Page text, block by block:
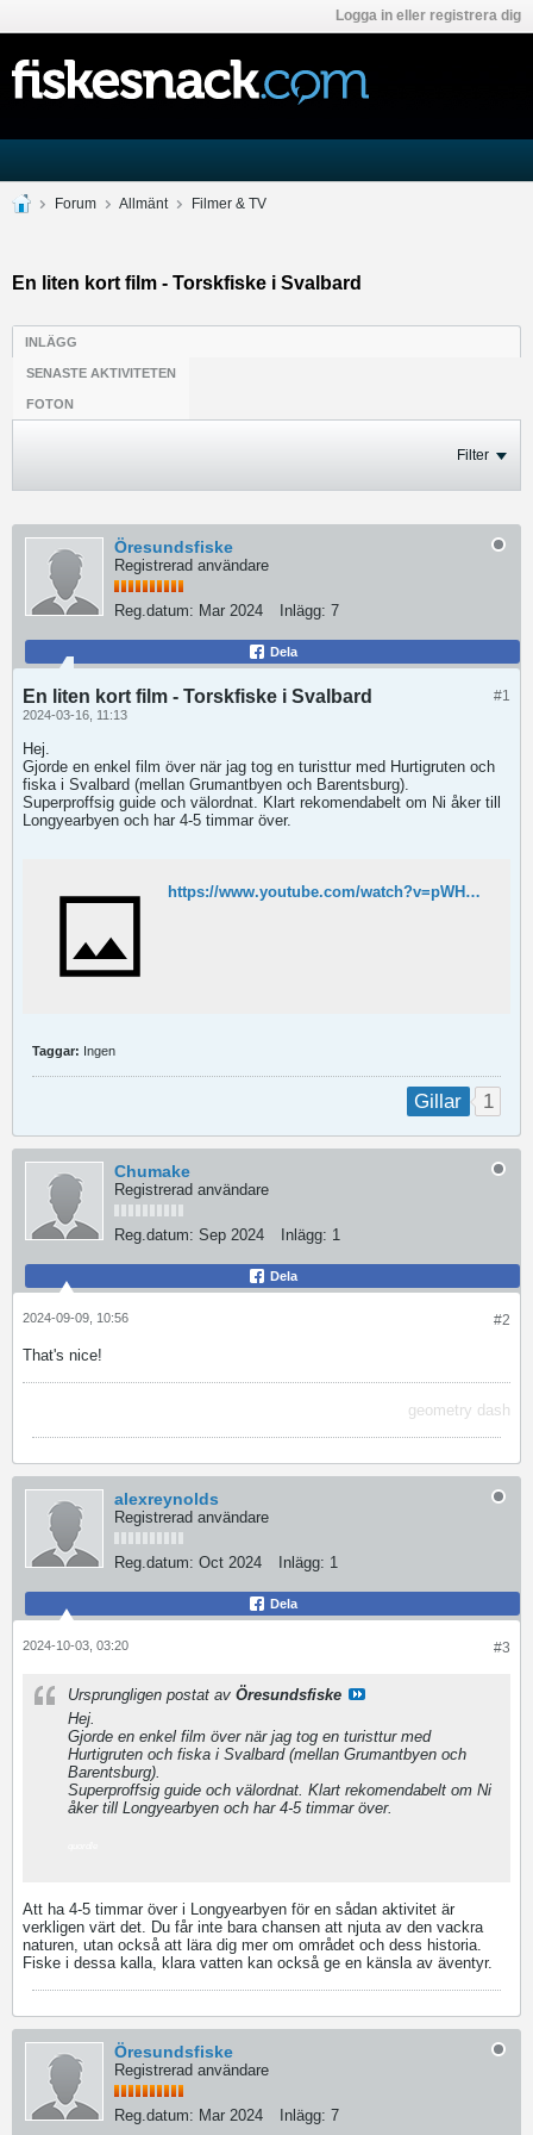
Logga in eller registrera dig
Forum Allmänt Filmer & TV
En liten kort film - Torskfiske i Svalbard
INLÄGG
SENASTE AKTIVITETEN
FOTON
Filter
Öresundsfiske
Registrerad användare
Reg.datum: Mar 2024 Inlägg: 7
Dela
#1
En liten kort film - Torskfiske i Svalbard
2024-03-16, 11:13
Hej.
Gjorde en enkel film över när jag tog en turisttur med Hurtigruten och
fiska i Svalbard (mellan Grumantbyen och Barentsburg).
Superproffsig guide och välordnat. Klart rekomendabelt om Ni åker till
Longyearbyen och har 4-5 timmar över.
https://www.youtube.com/watch?v=pWHozsUlgd4&t=565s
Taggar: Ingen
Gillar 1
Chumake
Registrerad användare
Reg.datum: Sep 2024 Inlägg: 1
Dela
#2
2024-09-09, 10:56
That's nice!
geometry dash
alexreynolds
Registrerad användare
Reg.datum: Oct 2024 Inlägg: 1
Dela
#3
2024-10-03, 03:20
Ursprungligen postat av Öresundsfiske
Hej.
Gjorde en enkel film över när jag tog en turisttur med
Hurtigruten och fiska i Svalbard (mellan Grumantbyen och
Barentsburg).
Superproffsig guide och välordnat. Klart rekomendabelt om Ni
åker till Longyearbyen och har 4-5 timmar över.
Att ha 4-5 timmar över i Longyearbyen för en sådan aktivitet är
verkligen värt det. Du får inte bara chansen att njuta av den vackra
naturen, utan också att lära dig mer om området och dess historia.
Fiske i dessa kalla, klara vatten kan också ge en känsla av äventyr.
Öresundsfiske
Registrerad användare
Reg.datum: Mar 2024 Inlägg: 7